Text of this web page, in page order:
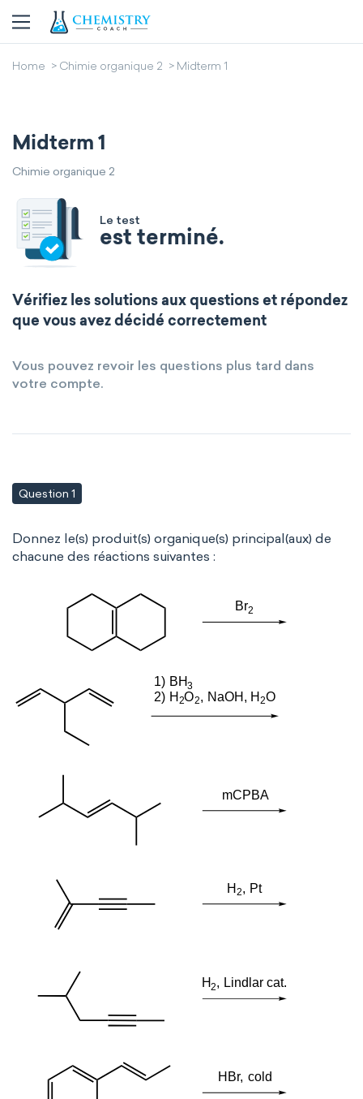
Home Chimie organique 2 Midterm 1
Midterm 1
Chimie organique 2
Le test
est terminé.
Vérifiez les solutions aux questions et répondez
que vous avez décidé correctement
Vous pouvez revoir les questions plus tard dans
votre compte.
Question 1
Donnez le(s) produit(s) organique(s) principal(aux) de
chacune des réactions suivantes :